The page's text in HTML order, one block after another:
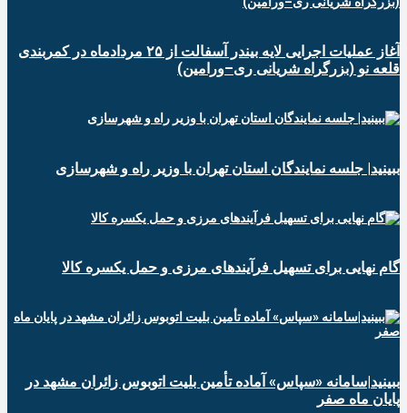
آغاز عملیات اجرایی لایه بیندر آسفالت از ۲۵ مردادماه در کمربندی
قلعه نو (بزرگراه شریانی ری–ورامین)
ببینید| جلسه نمایندگان استان تهران با وزیر راه و شهرسازی
گام نهایی برای تسهیل فرآیندهای مرزی و حمل یکسره کالا
ببینید|سامانه «سپاس» آماده تأمین بلیت اتوبوس زائران مشهد در
پایان ماه صفر